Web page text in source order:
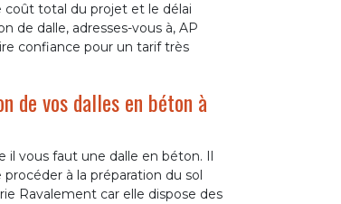
coût total du projet et le délai
de dalle, adresses-vous à, AP
confiance pour un tarif très
de vos dalles en béton à
il vous faut une dalle en béton. Il
à la préparation du sol
Ravalement car elle dispose des